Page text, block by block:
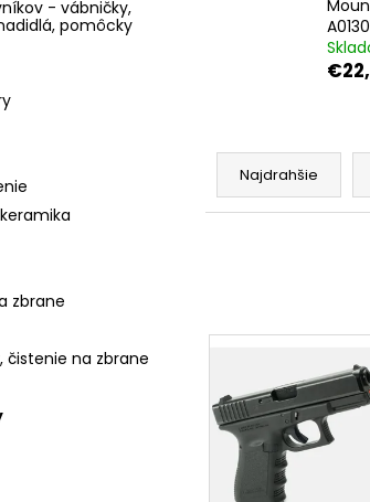
- vábničky,
pomôcky
zbrane
čistenie na zbrane
n
u
v
Najdrahšie
p